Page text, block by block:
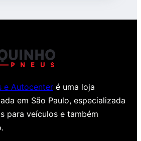
e Autocenter é uma loja
em São Paulo, especializada
para veículos e também